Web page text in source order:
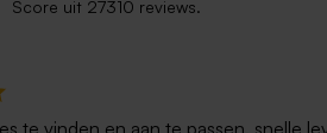
Score uit 27310 reviews.
te vinden en aan te passen, snelle